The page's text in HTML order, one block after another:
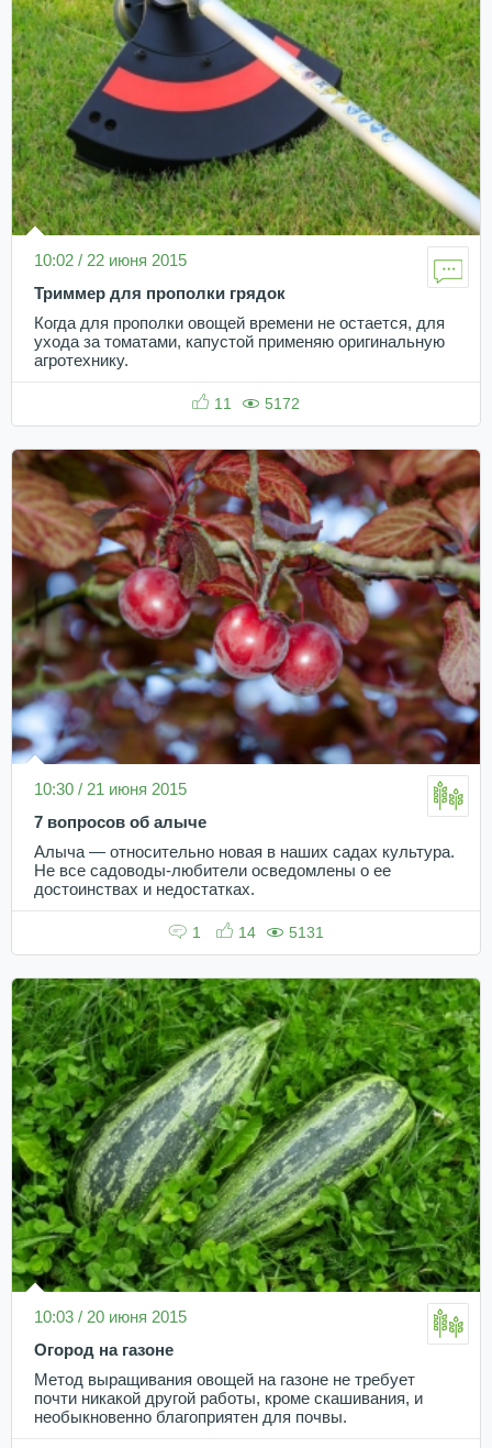
10:02 / 22 июня 2015
Триммер для прополки грядок
Когда для прополки овощей времени не остается, для
ухода за томатами, капустой применяю оригинальную
агротехнику.
11 5172
10:30 / 21 июня 2015
7 вопросов об алыче
Алыча — относительно новая в наших садах культура.
Не все садоводы-любители осведомлены о ее
достоинствах и недостатках.
1 14 5131
10:03 / 20 июня 2015
Огород на газоне
Метод выращивания овощей на газоне не требует
почти никакой другой работы, кроме скашивания, и
необыкновенно благоприятен для почвы.